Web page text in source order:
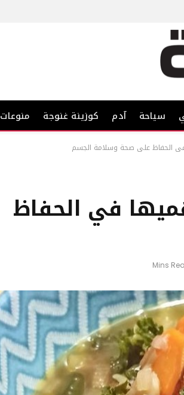
سياحة آدم كوزينة غنوجة منوعات
في الحفاظ على صحة وسلامة الجسم
في الحفاظ